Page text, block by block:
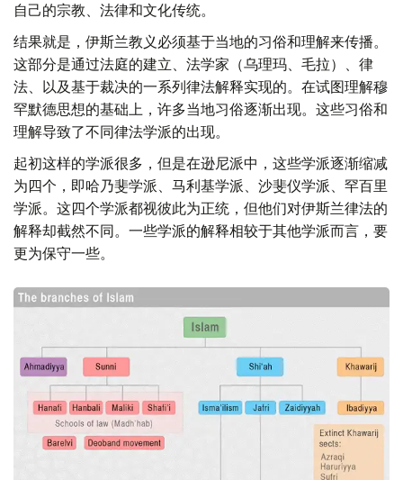
自己的宗教、法律和文化传统。
结果就是，伊斯兰教义必须基于当地的习俗和理解来传播。
这部分是通过法庭的建立、法学家（乌理玛、毛拉）、律
法、以及基于裁决的一系列律法解释实现的。在试图理解穆
罕默德思想的基础上，许多当地习俗逐渐出现。这些习俗和
理解导致了不同律法学派的出现。
起初这样的学派很多，但是在逊尼派中，这些学派逐渐缩减
为四个，即哈乃斐学派、马利基学派、沙斐仪学派、罕百里
学派。这四个学派都视彼此为正统，但他们对伊斯兰律法的
解释却截然不同。一些学派的解释相较于其他学派而言，要
更为保守一些。